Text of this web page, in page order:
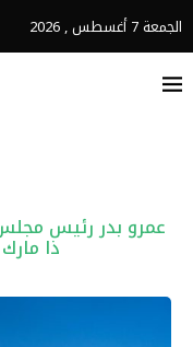
الجمعة 7 أغسطس , 2026
عمرو بدر رئيس
ذا